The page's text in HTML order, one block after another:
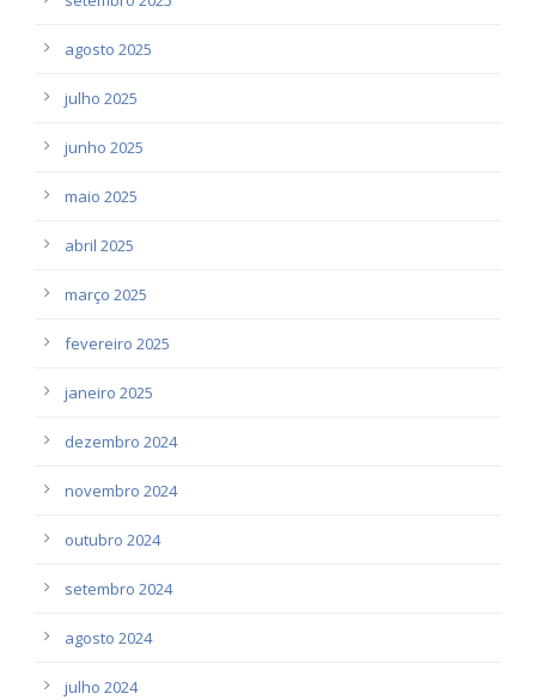
agosto 2025
julho 2025
junho 2025
maio 2025
abril 2025
março 2025
fevereiro 2025
janeiro 2025
dezembro 2024
novembro 2024
outubro 2024
setembro 2024
agosto 2024
julho 2024